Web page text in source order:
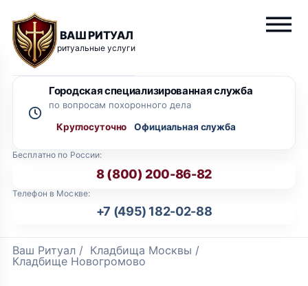
ВАШ РИТУАЛ
ритуальные услуги
Бесплатно по России:
8 (800) 200-86-82
Телефон в Москве:
+7 (495) 182-02-88
Городская специализированная служба
по вопросам похоронного дела
Круглосуточно
Ваш Ритуал / Кладбища Москвы /
Кладбище Новогромово